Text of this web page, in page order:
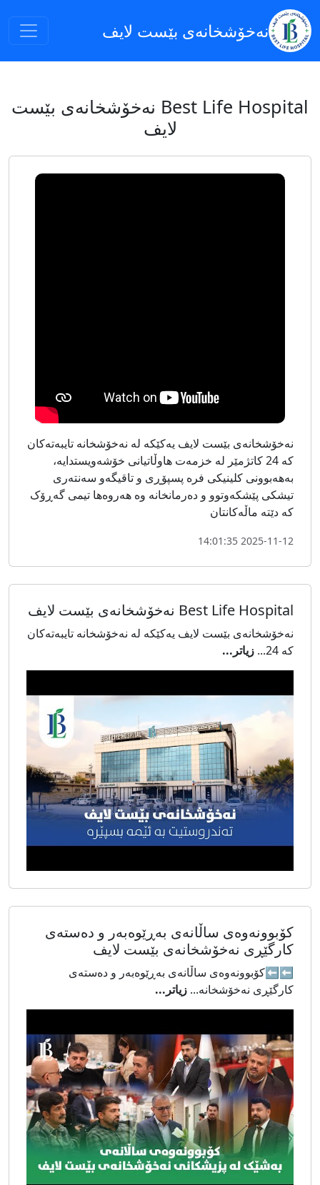
نەخۆشخانەى بێست لایف
Best Life Hospital نەخۆشخانەی بێست
لایف
نەخۆشخانەی بێست لایف یەکێکە لە نەخۆشخانە تایبەتەکان
کە 24 کاتژمێر لە خزمەت هاوڵاتیانی خۆشەویستدایە،
بەهەبوونی کلینیکی فرە پسپۆڕی و تاقیگەو سەنتەری
تیشکی پێشکەوتوو و دەرمانخانە وە هەروەها تیمی گەڕۆک
کە دێتە ماڵەکانتان
2025-11-12 14:01:35
Best Life Hospital نەخۆشخانەی بێست لایف
نەخۆشخانەی بێست لایف یەکێکە لە نەخۆشخانە تایبەتەکان
کە 24...
زیاتر...
کۆبوونەوەی ساڵانەی بەڕێوەبەر و دەستەی
کارگێڕی نەخۆشخانەی بێست لایف
⬅⬅کۆبوونەوەی ساڵانەی بەڕێوەبەر و دەستەی
کارگێڕی نەخۆشخانە... زیاتر...